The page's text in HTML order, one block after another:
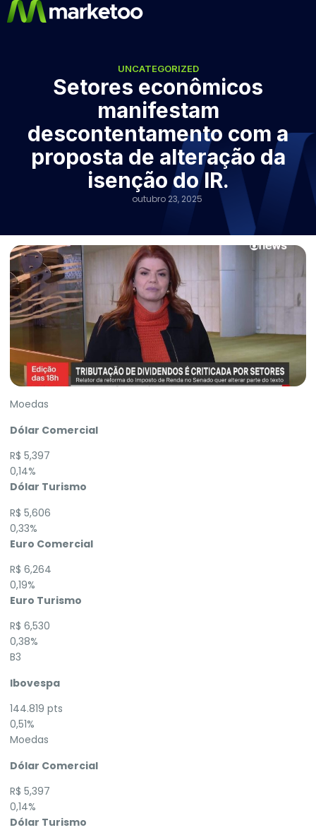
UNCATEGORIZED
Setores econômicos
manifestam
descontentamento com a
proposta de alteração da
isenção do IR.
outubro 23, 2025
Moedas
Dólar Comercial
R$ 5,397
0,14%
Dólar Turismo
R$ 5,606
0,33%
Euro Comercial
R$ 6,264
0,19%
Euro Turismo
R$ 6,530
0,38%
B3
Ibovespa
144.819 pts
0,51%
Moedas
Dólar Comercial
R$ 5,397
0,14%
Dólar Turismo